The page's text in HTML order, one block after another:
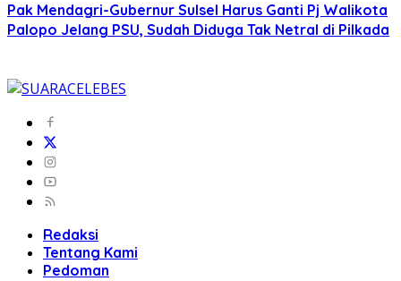
Pak Mendagri-Gubernur Sulsel Harus Ganti Pj Walikota
Palopo Jelang PSU, Sudah Diduga Tak Netral di Pilkada
Redaksi
Tentang Kami
Pedoman